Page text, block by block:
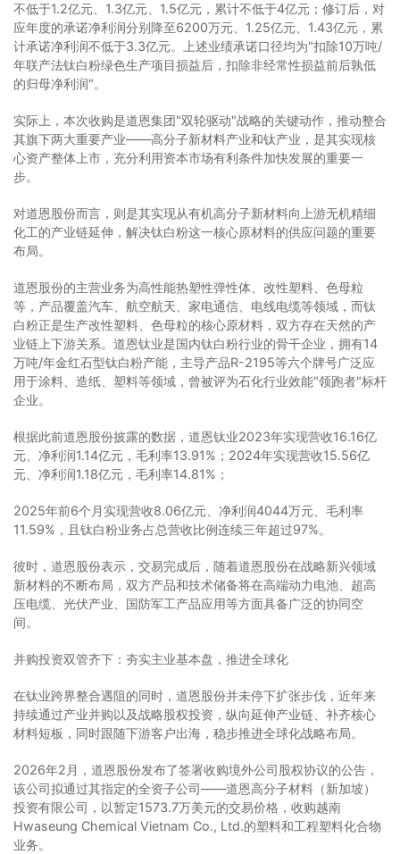
不低于1.2亿元、1.3亿元、1.5亿元，累计不低于4亿元；修订后，对
应年度的承诺净利润分别降至6200万元、1.25亿元、1.43亿元，累
计承诺净利润不低于3.3亿元。上述业绩承诺口径均为"扣除10万吨/
年联产法钛白粉绿色生产项目损益后，扣除非经常性损益前后孰低
的归母净利润"。
实际上，本次收购是道恩集团"双轮驱动"战略的关键动作，推动整合
其旗下两大重要产业——高分子新材料产业和钛产业，是其实现核
心资产整体上市，充分利用资本市场有利条件加快发展的重要一
步。
对道恩股份而言，则是其实现从有机高分子新材料向上游无机精细
化工的产业链延伸，解决钛白粉这一核心原材料的供应问题的重要
布局。
道恩股份的主营业务为高性能热塑性弹性体、改性塑料、色母粒
等，产品覆盖汽车、航空航天、家电通信、电线电缆等领域，而钛
白粉正是生产改性塑料、色母粒的核心原材料，双方存在天然的产
业链上下游关系。道恩钛业是国内钛白粉行业的骨干企业，拥有14
万吨/年金红石型钛白粉产能，主导产品R-2195等六个牌号广泛应
用于涂料、造纸、塑料等领域，曾被评为石化行业效能"领跑者"标杆
企业。
根据此前道恩股份披露的数据，道恩钛业2023年实现营收16.16亿
元、净利润1.14亿元，毛利率13.91%；2024年实现营收15.56亿
元、净利润1.18亿元，毛利率14.81%；
2025年前6个月实现营收8.06亿元、净利润4044万元、毛利率
11.59%，且钛白粉业务占总营收比例连续三年超过97%。
彼时，道恩股份表示，交易完成后，随着道恩股份在战略新兴领域
新材料的不断布局，双方产品和技术储备将在高端动力电池、超高
压电缆、光伏产业、国防军工产品应用等方面具备广泛的协同空
间。
并购投资双管齐下：夯实主业基本盘，推进全球化
在钛业跨界整合遇阻的同时，道恩股份并未停下扩张步伐，近年来
持续通过产业并购以及战略股权投资，纵向延伸产业链、补齐核心
材料短板，同时跟随下游客户出海，稳步推进全球化战略布局。
2026年2月，道恩股份发布了签署收购境外公司股权协议的公告，
该公司拟通过其指定的全资子公司——道恩高分子材料（新加坡）
投资有限公司，以暂定1573.7万美元的交易价格，收购越南
Hwaseung Chemical Vietnam Co., Ltd.的塑料和工程塑料化合物
业务。